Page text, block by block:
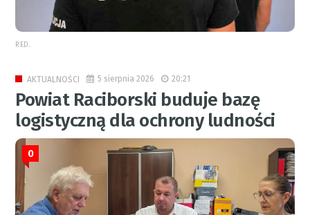
RED.
AKTUALNOŚCI 5 sierpnia 2026 20:21
Powiat Raciborski buduje bazę
logistyczną dla ochrony ludności
0